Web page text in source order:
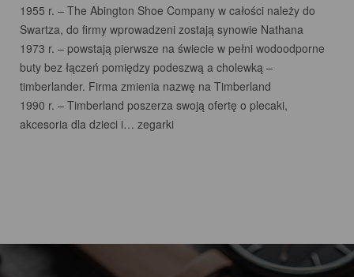
1955 r. – The Abington Shoe Company w całości należy do
Swartza, do firmy wprowadzeni zostają synowie Nathana
1973 r. – powstają pierwsze na świecie w pełni wodoodporne
buty bez łączeń pomiędzy podeszwą a cholewką –
timberlander. Firma zmienia nazwę na Timberland
1990 r. – Timberland poszerza swoją ofertę o plecaki,
akcesoria dla dzieci i… zegarki